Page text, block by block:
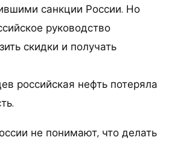
санкции России. Но
руководство
скидки и получать
российская нефть потеряла
не понимают, что делать